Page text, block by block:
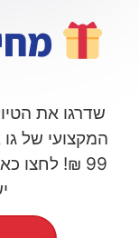
שדרגו את
המקצועי של
99 ₪! לחצו